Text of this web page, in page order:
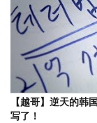
【越哥】逆天的韩
写了！